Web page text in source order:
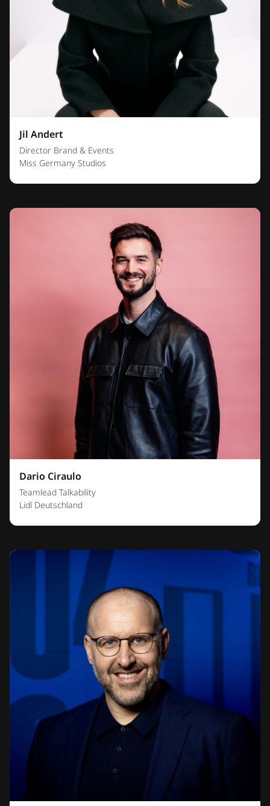
Jil Andert
Director Brand & Events
Miss Germany Studios
Dario Ciraulo
Teamlead Talkability
Lidl Deutschland